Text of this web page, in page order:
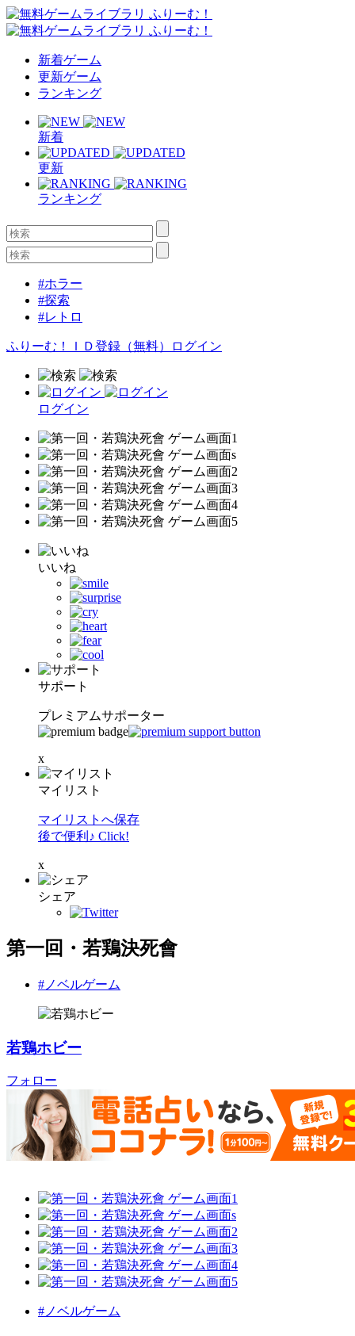
新着ゲーム
更新ゲーム
ランキング
新着
更新
ランキング
#ホラー
#探索
#レトロ
ふりーむ！ＩＤ登録（無料） ログイン
ログイン
いいね
サポート
プレミアムサポーター
x
マイリスト
マイリストへ保存
後で便利♪ Click!
x
シェア
第一回・若鶏決死會
#ノベルゲーム
若鶏ホビー
フォロー
#ノベルゲーム